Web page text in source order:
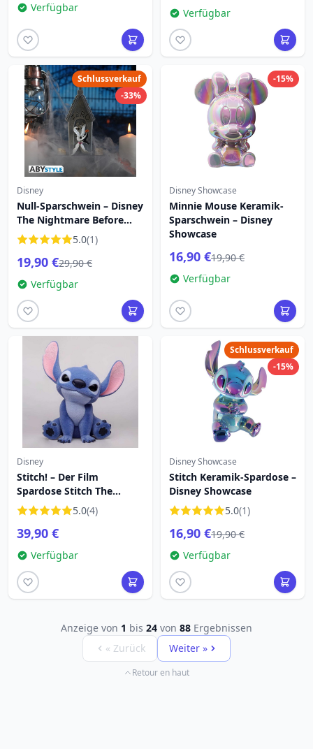
Verfügbar Verfügbar
Schlussverkauf
-33%
Disney
Null-Sparschwein – Disney
The Nightmare Before
Christmas 5.0(1)
19,90 €29,90 €
Verfügbar
-15%
Disney Showcase
Minnie Mouse Keramik-
Sparschwein – Disney
Showcase
16,90 €19,90 €
Verfügbar
Disney
Stitch! – Der Film
Spardose Stitch The
Movie (mit spezieller
Beflockung) 20 cm
5.0(4)
39,90 €
Verfügbar
Schlussverkauf
-15%
Disney Showcase
Stitch Keramik-Spardose –
Disney Showcase
5.0(1)
16,90 €19,90 €
Verfügbar
Anzeige von 1 bis 24 von 88 Ergebnissen
« Zurück
Weiter »
Retour en haut